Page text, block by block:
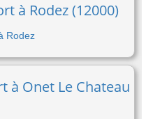
à Rodez (12000)
Rodez
à Onet Le Chateau